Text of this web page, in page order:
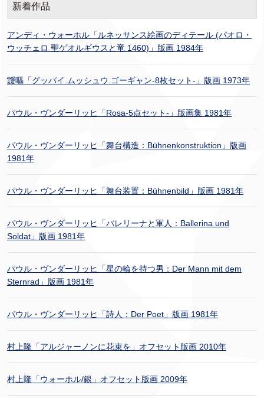
新着作品
アンディ・ウォーホル「ルネッサンス絵画のディテール (パオロ・
ウッチェロ 聖ゲオルギウスと竜 1460)」版画 1984年
靉嘔「グッバイ.ムッシュウ.ゴーギャン-8枚セット-」版画 1973年
パウル・ヴンダーリッヒ「Rosa-5点セット-」版画集 1981年
パウル・ヴンダーリッヒ「舞台構造：Bühnenkonstruktion」版画
1981年
パウル・ヴンダーリッヒ「舞台装置：Bühnenbild」版画 1981年
パウル・ヴンダーリッヒ「バレリーナと軍人：Ballerina und
Soldat」版画 1981年
パウル・ヴンダーリッヒ「星の輪を持つ男：Der Mann mit dem
Sternrad」版画 1981年
パウル・ヴンダーリッヒ「詩人：Der Poet」版画 1981年
村上隆「アルジャーノンに花束を」オフセット版画 2010年
村上隆「ウォーホル/銀」オフセット版画 2009年